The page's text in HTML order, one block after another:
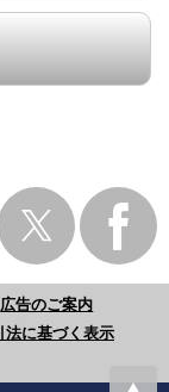
広告のご案内
法に基づく表示